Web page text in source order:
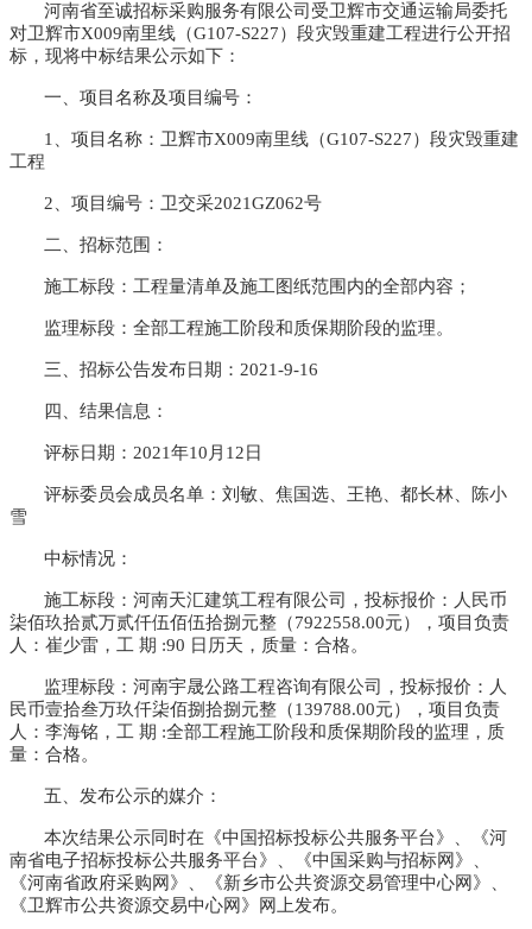
河南省至诚招标采购服务有限公司受卫辉市交通运输局委托
对卫辉市X009南里线（G107-S227）段灾毁重建工程进行公开招
标，现将中标结果公示如下：
一、项目名称及项目编号：
1、项目名称：卫辉市X009南里线（G107-S227）段灾毁重建
工程
2、项目编号：卫交采2021GZ062号
二、招标范围：
施工标段：工程量清单及施工图纸范围内的全部内容；
监理标段：全部工程施工阶段和质保期阶段的监理。
三、招标公告发布日期： 2021-9-16
四、结果信息：
评标日期： 2021年10月12日
评标委员会成员名单：刘敏、焦国选、王艳、都长林、陈小
雪
中标情况：
施工标段：河南天汇建筑工程有限公司，投标报价：人民币
柒佰玖拾贰万贰仟伍佰伍拾捌元整（7922558.00元），项目负责
人：崔少雷，工 期 :90 日历天，质量：合格。
监理标段：河南宇晟公路工程咨询有限公司，投标报价：人
民币壹拾叁万玖仟柒佰捌拾捌元整（139788.00元），项目负责
人：李海铭，工 期 :全部工程施工阶段和质保期阶段的监理，质
量：合格。
五、发布公示的媒介：
本次结果公示同时在《中国招标投标公共服务平台》、《河
南省电子招标投标公共服务平台》、《中国采购与招标网》、
《河南省政府采购网》、《新乡市公共资源交易管理中心网》、
《卫辉市公共资源交易中心网》网上发布。